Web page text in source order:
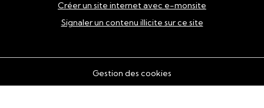
Créer un site internet avec e-monsite
Signaler un contenu illicite sur ce site
Gestion des cookies